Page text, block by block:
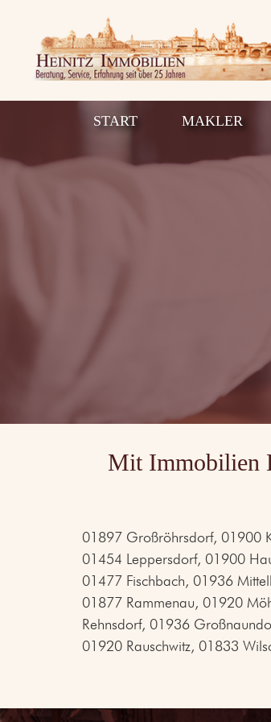
START MAKLER
Mit Immobilien
01897 Großröhrsdorf, 01900
01454 Leppersdorf, 01900
01477 Fischbach, 01936
01877 Rammenau, 01920
Rehnsdorf, 01936
01920 Rauschwitz, 01833